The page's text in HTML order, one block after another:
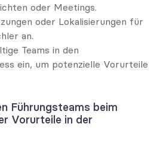
oder Meetings.
oder Lokalisierungen für
an.
Teams in den
ein, um potenzielle Vorurteile
Führungsteams beim
Vorurteile in der